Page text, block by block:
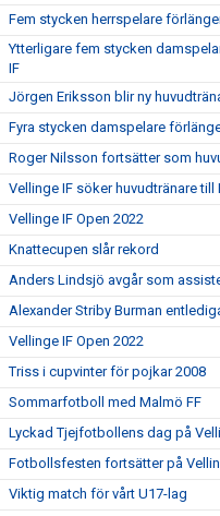
Fem stycken herrspelare
Ytterligare fem stycken
IF
Jörgen Eriksson blir ny
Fyra stycken damspelare
Roger Nilsson fortsätter som
Vellinge IF söker huvudtränare till
Vellinge IF Open 2022
Knattecupen slår rekord
Anders Lindsjö avgår som
Alexander Striby Burman
Vellinge IF Open 2022
Triss i cupvinter för pojkar 2008
Sommarfotboll med Malmö FF
Lyckad Tjejfotbollens dag på
Fotbollsfesten fortsätter på
Viktig match för vårt U17-lag